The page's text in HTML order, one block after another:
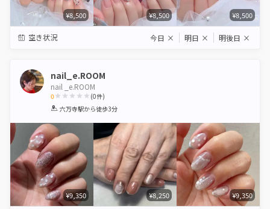
¥8,500 ¥8,500 ¥8,500
空き状況 今日 × 明日 × 明後日 ×
nail_e.ROOM
nail _e.ROOM
0
1 2 3 4 5
(0件)
六万寺駅から徒歩3分
¥9,350 ¥8,250 ¥9,350